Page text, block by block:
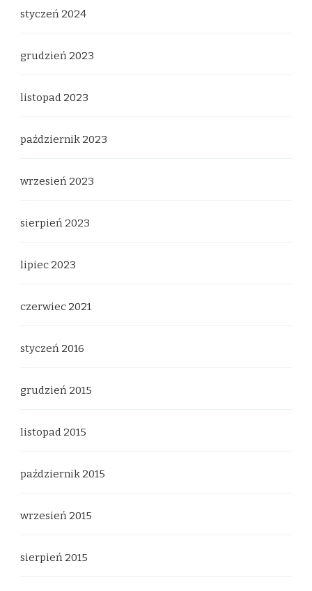
styczeń 2024
grudzień 2023
listopad 2023
październik 2023
wrzesień 2023
sierpień 2023
lipiec 2023
czerwiec 2021
styczeń 2016
grudzień 2015
listopad 2015
październik 2015
wrzesień 2015
sierpień 2015